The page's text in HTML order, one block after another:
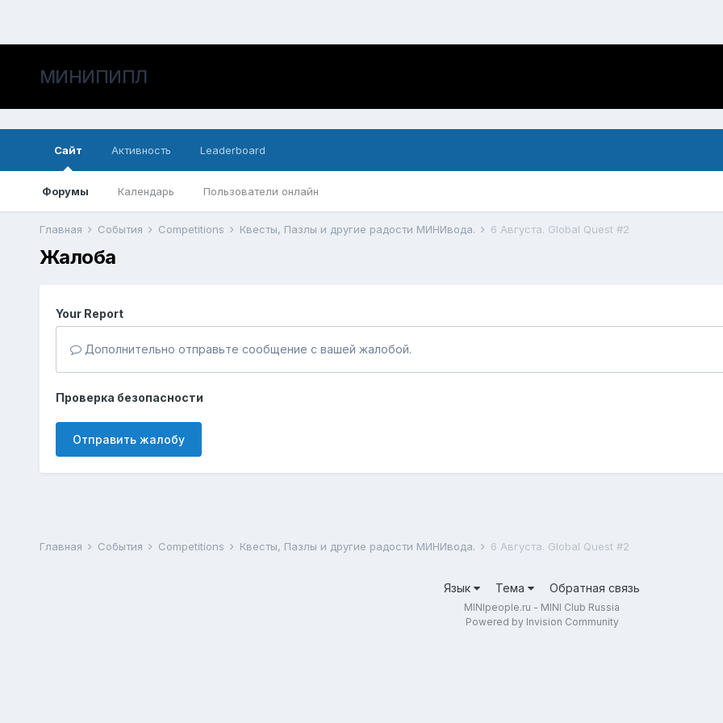
МИНИПИПЛ
Сайт
Форумы Календарь Пользователи онлайн
Активность Leaderboard
Главная События Competitions Квесты, Пазлы и другие радости МИНИвода. 6 Августа. Global Quest #2
Жалоба
Your Report
Дополнительно отправьте сообщение с вашей жалобой.
Проверка безопасности
Отправить жалобу
Главная События Competitions Квесты, Пазлы и другие радости МИНИвода. 6 Августа. Global Quest #2
Язык Тема Обратная связь
MINIpeople.ru - MINI Club Russia
Powered by Invision Community